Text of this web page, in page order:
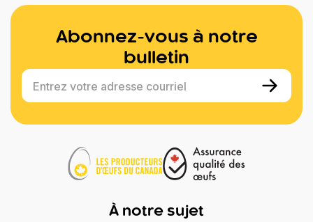
Abonnez-vous à notre
bulletin
Entrez votre adresse courriel
À notre sujet